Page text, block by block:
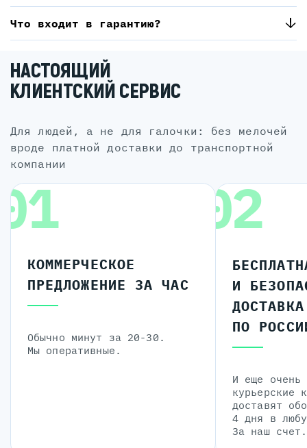
Что входит в гарантию?
НАСТОЯЩИЙ
КЛИЕНТСКИЙ СЕРВИС
для людей, а не для галочки: без мелочей
вроде платной доставки до транспортной
компании
КОММЕРЧЕСКОЕ
ПРЕДЛОЖЕНИЕ ЗА ЧАС
Обычно минут за 20-30.
Мы оперативные.
02
И
ДОСТАВКА
ПО
И еще очень
курьерские
доставят
4 дня в
За наш счет.